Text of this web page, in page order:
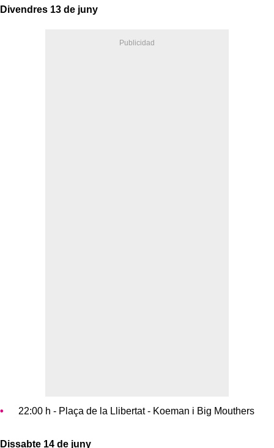
Divendres 13 de juny
22:00 h - Plaça de la Llibertat - Koeman i Big Mouthers
Dissabte 14 de juny